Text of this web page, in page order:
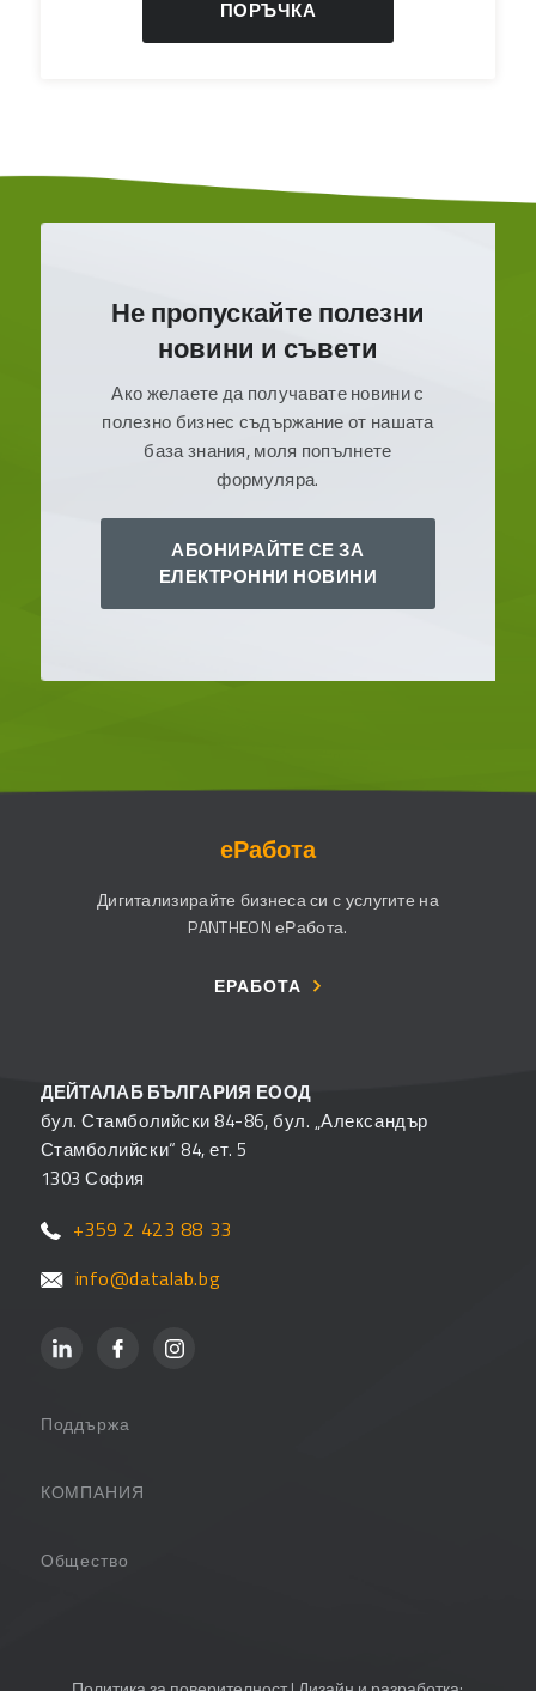
ПОРЪЧКА
Не пропускайте полезни
новини и съвети
Ако желаете да получавате новини с
полезно бизнес съдържание от нашата
база знания, моля попълнете
формуляра.
АБОНИРАЙТЕ СЕ ЗА
ЕЛЕКТРОННИ НОВИНИ
еРабота
Дигитализирайте бизнеса си с услугите на
PANTHEON еРабота.
ЕРАБОТА
ДЕЙТАЛАБ БЪЛГАРИЯ ЕООД
бул. Стамболийски 84-86, бул. „Александър
Стамболийски“ 84, ет. 5
1303 София
+359 2 423 88 33
info@datalab.bg
Поддържа
Често задавани въпроси
КОМПАНИЯ
Общество